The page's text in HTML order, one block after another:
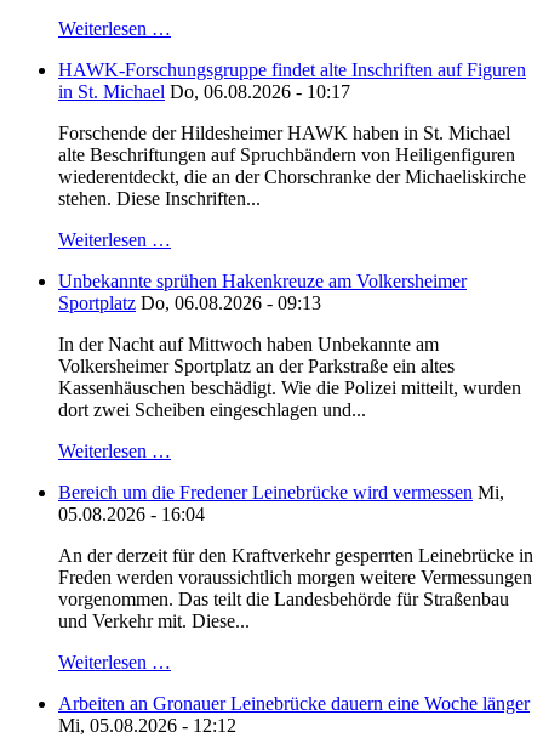
Weiterlesen …
HAWK-Forschungsgruppe findet alte Inschriften auf Figuren
in St. Michael Do, 06.08.2026 - 10:17
Forschende der Hildesheimer HAWK haben in St. Michael
alte Beschriftungen auf Spruchbändern von Heiligenfiguren
wiederentdeckt, die an der Chorschranke der Michaeliskirche
stehen. Diese Inschriften...
Weiterlesen …
Unbekannte sprühen Hakenkreuze am Volkersheimer
Sportplatz Do, 06.08.2026 - 09:13
In der Nacht auf Mittwoch haben Unbekannte am
Volkersheimer Sportplatz an der Parkstraße ein altes
Kassenhäuschen beschädigt. Wie die Polizei mitteilt, wurden
dort zwei Scheiben eingeschlagen und...
Weiterlesen …
Bereich um die Fredener Leinebrücke wird vermessen Mi,
05.08.2026 - 16:04
An der derzeit für den Kraftverkehr gesperrten Leinebrücke in
Freden werden voraussichtlich morgen weitere Vermessungen
vorgenommen. Das teilt die Landesbehörde für Straßenbau
und Verkehr mit. Diese...
Weiterlesen …
Arbeiten an Gronauer Leinebrücke dauern eine Woche länger
Mi, 05.08.2026 - 12:12